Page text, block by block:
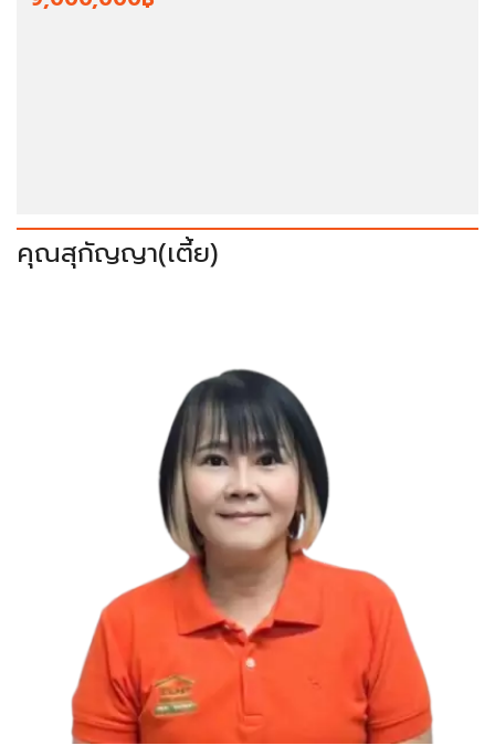
คุณสุกัญญา(เตี้ย)